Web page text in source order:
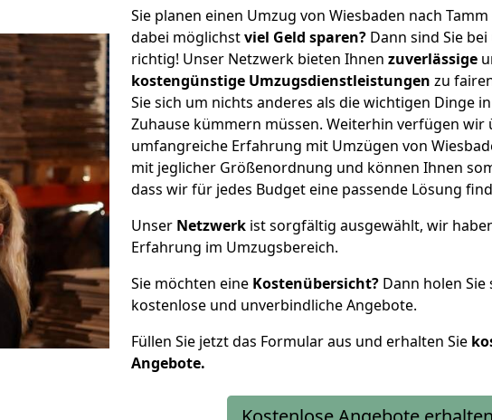
Sie planen einen Umzug von Wiesbaden nach
dabei möglichstviel Geld sparen? Dann sind Sie
richtig! Unser Netzwerk bieten Ihnen zuverlässige
kostengünstige Umzugsdienstleistungen zu
Sie sich um nichts anderes als die wichtigen Dinge
Zuhause kümmern müssen. Weiterhin verfügen wir
umfangreiche Erfahrung mit Umzügen von
mit jeglicher Größenordnung und können Ihnen
dass wir für jedes Budget eine passende Lösung
Unser Netzwerk ist sorgfältig ausgewählt, wir
Erfahrung im Umzugsbereich.
Sie möchten eine Kostenübersicht? Dann holen Sie
kostenlose und unverbindliche Angebote.
Füllen Sie jetzt das Formular aus und erhalten Sie
Angebote.